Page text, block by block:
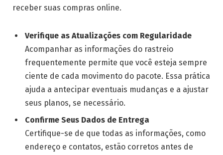
receber suas compras online.
Verifique as Atualizações com Regularidade
Acompanhar as informações do rastreio
frequentemente permite que você esteja sempre
ciente de cada movimento do pacote. Essa prática
ajuda a antecipar eventuais mudanças e a ajustar
seus planos, se necessário.
Confirme Seus Dados de Entrega
Certifique-se de que todas as informações, como
endereço e contatos, estão corretos antes de